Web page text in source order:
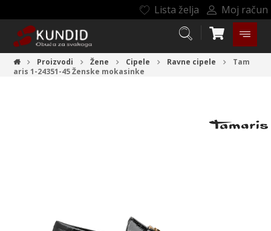
Lista želja Moj račun
Proizvodi Žene Cipele Ravne cipele
Tam
aris 1-24351-45Ženske mokasinke